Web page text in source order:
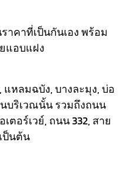
าคาที่เป็นกันเอง พร้อม
แอบแฝง
แหลมฉบัง, บางละมุง, บ่อ
บริเวณนั้น รวมถึงถนน
อร์เวย์, ถนน 332, สาย
ป็นต้น